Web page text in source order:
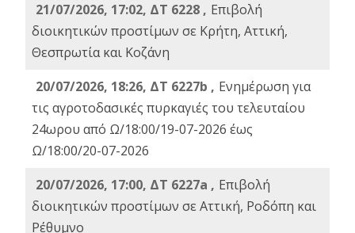
21/07/2026, 17:02, ΔΤ 6228 , Επιβολή
διοικητικών προστίμων σε Κρήτη, Αττική,
Θεσπρωτία και Κοζάνη
20/07/2026, 18:26, ΔΤ 6227b , Ενημέρωση για
τις αγροτοδασικές πυρκαγιές του τελευταίου
24ωρου από Ω/18:00/19-07-2026 έως
Ω/18:00/20-07-2026
20/07/2026, 17:00, ΔΤ 6227a , Επιβολή
διοικητικών προστίμων σε Αττική, Ροδόπη και
Ρέθυμνο